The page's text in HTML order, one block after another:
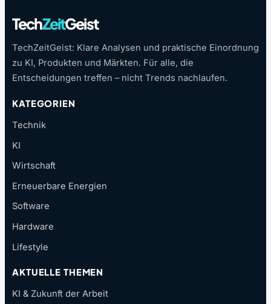
TechZeitGeist
TechZeitGeist: Klare Analysen und praktische Einordnung
zu KI, Produkten und Märkten. Für alle, die
Entscheidungen treffen – nicht Trends nachlaufen.
KATEGORIEN
Technik
KI
Wirtschaft
Erneuerbare Energien
Software
Hardware
Lifestyle
AKTUELLE THEMEN
KI & Zukunft der Arbeit